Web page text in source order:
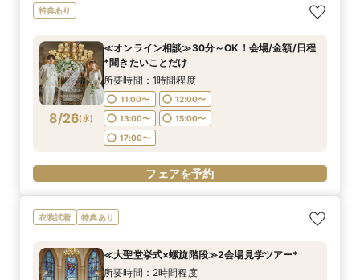
8/25(火)
≪オンライン相談≫30分～OK！会場/金額/日程
11:00〜
12:00〜
13:00〜
15:00〜
17:00〜
フェアを予約
8/25(火)
≪夜遅い時間からOK≫お仕事＆デート帰り／1時
16:00〜
17:00〜
18:00〜
19:00〜
フェアを予約
8/25(火)
≪1軒目見学がお得≫お祝いギフト付☆ゼロから
11:00〜
13:00〜
14:00〜
16:00〜
18:00〜
フェアを予約
8/25(火)
≪迷ったらこのフェア≫螺旋階段×最大150万優
11:00〜
13:00〜
14:00〜
16:00〜
18:00〜
フェアを予約
8/25(火)
≪螺旋階段入場*花嫁体験≫≫料理高評価◎最大
11:00〜
13:00〜
14:00〜
16:00〜
18:00〜
フェアを予約
特典あり
8/26(水)
≪オンライン相談≫30分～OK！会場/金額/日程
*聞きたいことだけ
所要時間：1時間程度
11:00〜
12:00〜
13:00〜
15:00〜
17:00〜
フェアを予約
衣装試着 特典あり
≪大聖堂挙式×螺旋階段≫2会場見学ツアー*
所要時間：2時間程度